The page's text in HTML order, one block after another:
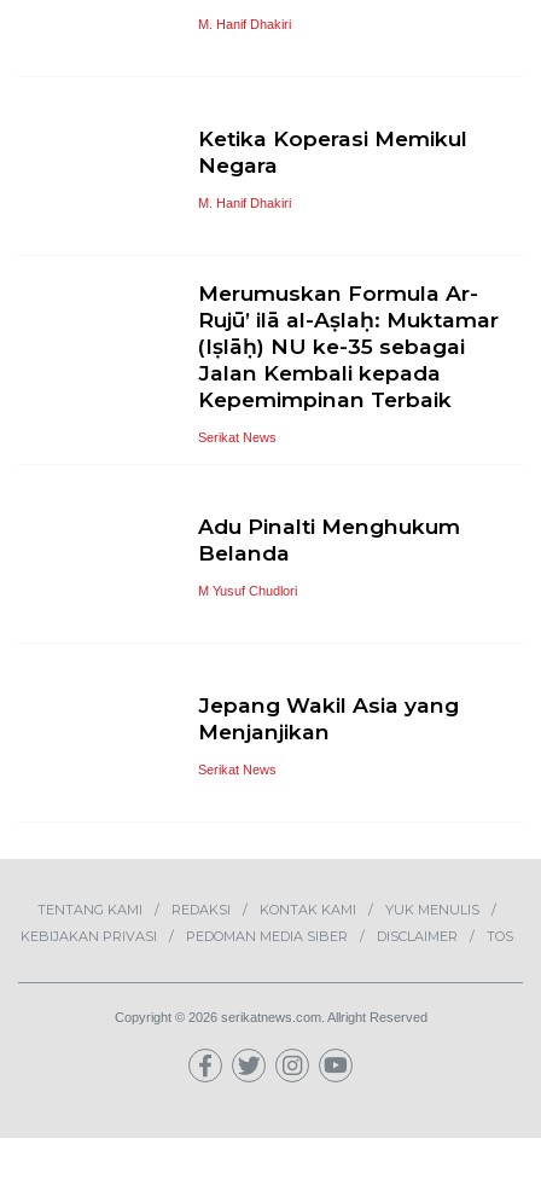
M. Hanif Dhakiri
Ketika Koperasi Memikul
Negara
M. Hanif Dhakiri
Merumuskan Formula Ar-
Rujū’ ilā al-Aṣlaḥ: Muktamar
(Iṣlāḥ) NU ke-35 sebagai
Jalan Kembali kepada
Kepemimpinan Terbaik
Serikat News
Adu Pinalti Menghukum
Belanda
M Yusuf Chudlori
Jepang Wakil Asia yang
Menjanjikan
Serikat News
TENTANG KAMI REDAKSI KONTAK KAMI
YUK MENULIS
KEBIJAKAN PRIVASI
PEDOMAN MEDIA SIBER DISCLAIMER TOS
Copyright © 2026 serikatnews.com. Allright Reserved